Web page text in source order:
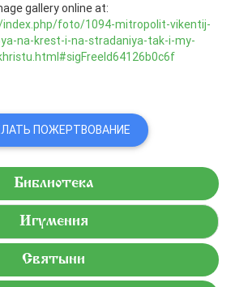
gallery online at:
foto/1094-mitropolit-vikentij-
na-krest-i-na-stradaniya-tak-i-my-
ПОЖЕРТВОВАНИЕ
Библиотека
Игумения
Святыни